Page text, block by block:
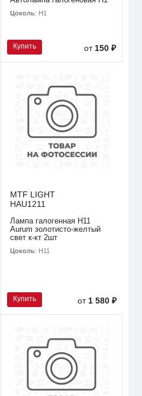
Цоколь: H1
Купить от 150 ₽
MTF LIGHT
HAU1211
Лампа галогенная H11
Aurum золотисто-желтый
свет к-кт 2шт
Цоколь: H11
Купить от 1 580 ₽